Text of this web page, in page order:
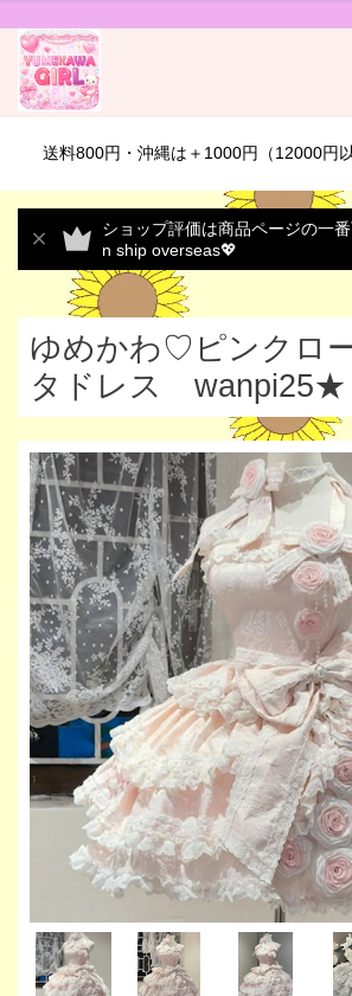
送料800円・沖縄は＋1000円（12000円
ショップ評価は商品ページの一
n ship overseas💖
ゆめかわ♡ピンクロ
タドレス wanpi25★